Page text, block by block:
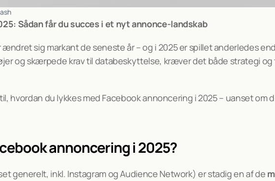
Experts
Sådan får du succes i et nyt annonce-landskab
ændret sig markant de seneste år – og i 2025 er spillet anderledes
og skærpede krav til databeskyttelse, kræver det både strategi og
hvordan du lykkes med Facebook annoncering i 2025 – uanset
annoncering i 2025?
generelt, inkl. Instagram og Audience Network) er stadig en af de